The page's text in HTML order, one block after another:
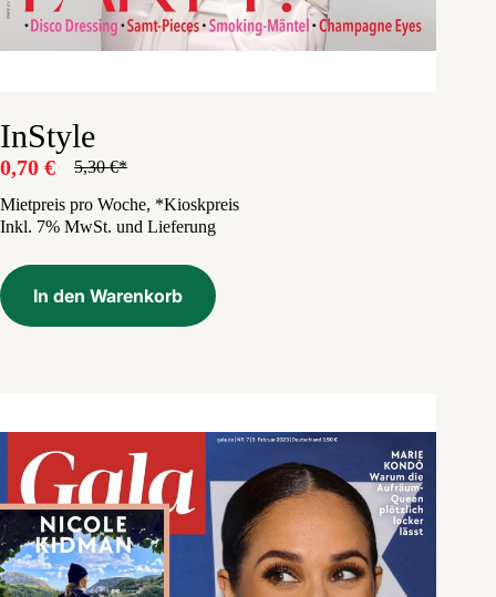
InStyle
5,30€
Ursprünglicher
Preis
war:
0,70 €
Aktueller
Preis
ist:
Mietpreis pro Woche, *Kioskpreis
Inkl. 7% MwSt. und Lieferung
In den Warenkorb